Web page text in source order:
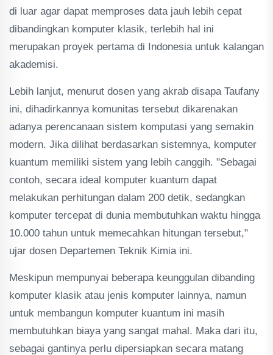
di luar agar dapat memproses data jauh lebih cepat
dibandingkan komputer klasik, terlebih hal ini
merupakan proyek pertama di Indonesia untuk kalangan
akademisi.
Lebih lanjut, menurut dosen yang akrab disapa Taufany
ini, dihadirkannya komunitas tersebut dikarenakan
adanya perencanaan sistem komputasi yang semakin
modern. Jika dilihat berdasarkan sistemnya, komputer
kuantum memiliki sistem yang lebih canggih. "Sebagai
contoh, secara ideal komputer kuantum dapat
melakukan perhitungan dalam 200 detik, sedangkan
komputer tercepat di dunia membutuhkan waktu hingga
10.000 tahun untuk memecahkan hitungan tersebut,"
ujar dosen Departemen Teknik Kimia ini.
Meskipun mempunyai beberapa keunggulan dibanding
komputer klasik atau jenis komputer lainnya, namun
untuk membangun komputer kuantum ini masih
membutuhkan biaya yang sangat mahal. Maka dari itu,
sebagai gantinya perlu dipersiapkan secara matang